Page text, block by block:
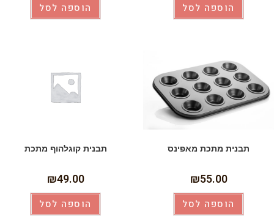
הוספה לסל הוספה לסל
תבנית מתכת מאפינס
₪55.00
הוספה לסל
תבנית קוגלהוף מתכת
₪49.00
הוספה לסל